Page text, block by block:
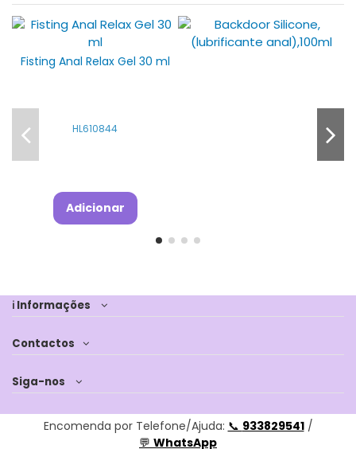
Fisting Anal Relax Gel 30 ml
HL610844
Adicionar
ℹ Informações
Contactos
Siga-nos
Encomenda por Telefone/Ajuda: 📞 933829541/
💬 WhatsApp